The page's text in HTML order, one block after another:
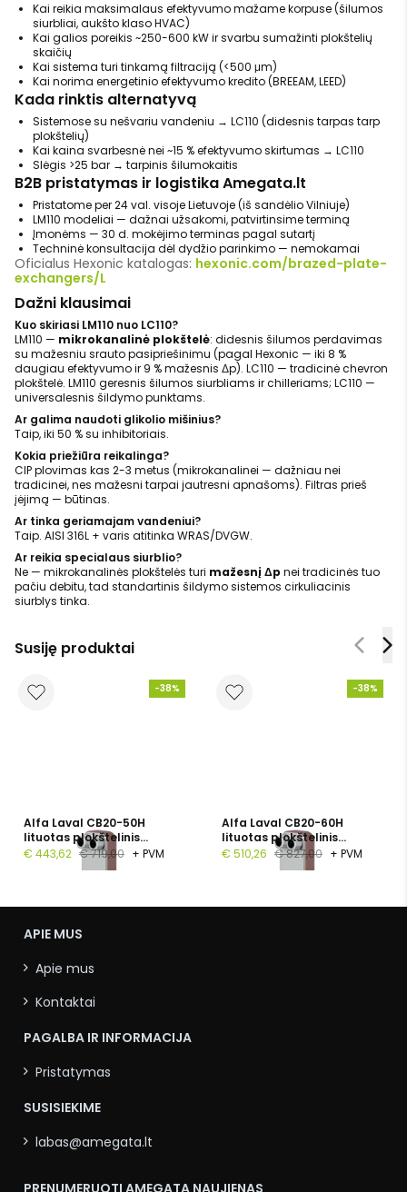
Kai reikia maksimalaus efektyvumo mažame korpuse (šilumos
siurbliai, aukšto klaso HVAC)
Kai galios poreikis ~250-600 kW ir svarbu sumažinti plokštelių
skaičių
Kai sistema turi tinkamą filtraciją (<500 μm)
Kai norima energetinio efektyvumo kredito (BREEAM, LEED)
Kada rinktis alternatyvą
Sistemose su nešvariu vandeniu → LC110 (didesnis tarpas tarp
plokštelių)
Kai kaina svarbesnė nei ~15 % efektyvumo skirtumas → LC110
Slėgis >25 bar → tarpinis šilumokaitis
B2B pristatymas ir logistika Amegata.lt
Pristatome per 24 val. visoje Lietuvoje (iš sandėlio Vilniuje)
LM110 modeliai — dažnai užsakomi, patvirtinsime terminą
Įmonėms — 30 d. mokėjimo terminas pagal sutartį
Techninė konsultacija dėl dydžio parinkimo — nemokamai
Oficialus Hexonic katalogas: hexonic.com/brazed-plate-
exchangers/L
Dažni klausimai
Kuo skiriasi LM110 nuo LC110?
LM110 — mikrokanalinė plokštelė: didesnis šilumos perdavimas
su mažesniu srauto pasipriešinimu (pagal Hexonic — iki 8 %
daugiau efektyvumo ir 9 % mažesnis Δp). LC110 — tradicinė chevron
plokštelė. LM110 geresnis šilumos siurbliams ir chilleriams; LC110 —
universalesnis šildymo punktams.
Ar galima naudoti glikolio mišinius?
Taip, iki 50 % su inhibitoriais.
Kokia priežiūra reikalinga?
CIP plovimas kas 2-3 metus (mikrokanalinei — dažniau nei
tradicinei, nes mažesni tarpai jautresni apnašoms). Filtras prieš
įėjimą — būtinas.
Ar tinka geriamajam vandeniui?
Taip. AISI 316L + varis atitinka WRAS/DVGW.
Ar reikia specialaus siurblio?
Ne — mikrokanalinės plokštelės turi mažesnį Δp nei tradicinės tuo
pačiu debitu, tad standartinis šildymo sistemos cirkuliacinis
siurblys tinka.
Susiję produktai
-38%
Alfa Laval CB20-50H
lituotas plokštelinis
šilumokaitis, 1", 50
€ 443,62 € 719,00 + PVM
-38%
Alfa Laval CB20-60H
lituotas plokštelinis
šilumokaitis, G 1", 60
€ 510,26 € 827,00 + PVM
APIE MUS
Apie mus
Kontaktai
PAGALBA IR INFORMACIJA
Pristatymas
SUSISIEKIME
labas@amegata.lt